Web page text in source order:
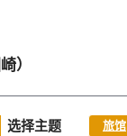
）
选择主题 旅馆